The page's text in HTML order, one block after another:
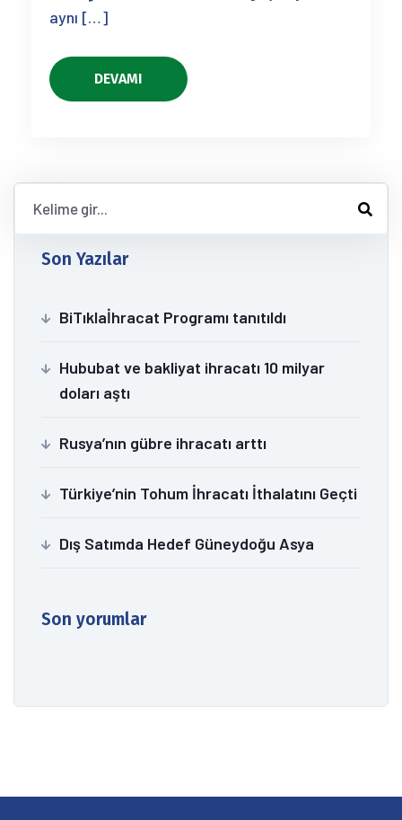
aynı […]
DEVAMI
Son Yazılar
BiTıklaİhracat Programı tanıtıldı
Hububat ve bakliyat ihracatı 10 milyar
doları aştı
Rusya’nın gübre ihracatı arttı
Türkiye’nin Tohum İhracatı İthalatını Geçti
Dış Satımda Hedef Güneydoğu Asya
Son yorumlar